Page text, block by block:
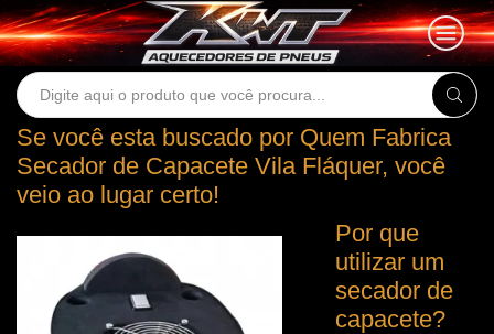
Search
Se você esta buscado por Quem Fabrica
Secador de Capacete Vila Fláquer, você
veio ao lugar certo!
Por que
utilizar um
secador de
capacete?